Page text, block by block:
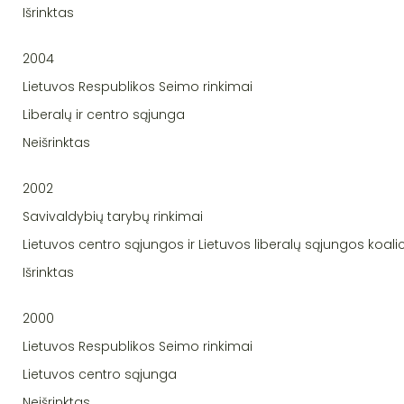
Išrinktas
2004
Lietuvos Respublikos Seimo rinkimai
Liberalų ir centro sąjunga
Neišrinktas
2002
Savivaldybių tarybų rinkimai
Lietuvos centro sąjungos ir Lietuvos liberalų sąjungos
Išrinktas
2000
Lietuvos Respublikos Seimo rinkimai
Lietuvos centro sąjunga